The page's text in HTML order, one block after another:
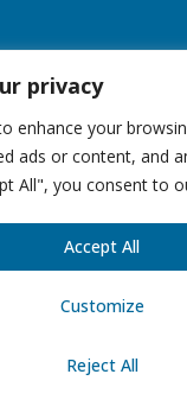
privacy
enhance your
ads or content, and
All", you consent to
Customize
Reject All
Accept All
Tous droits réservés |